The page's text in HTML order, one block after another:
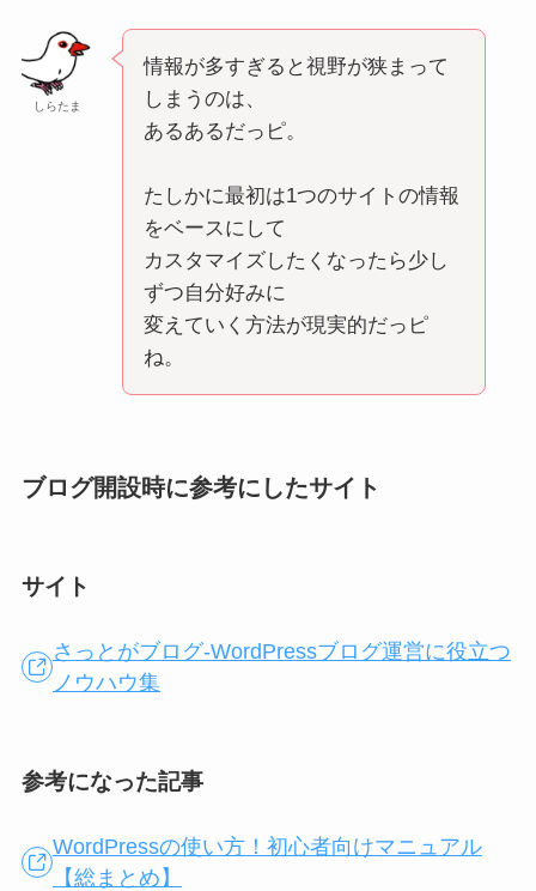
しらたま
情報が多すぎると視野が狭まって
しまうのは、
あるあるだっピ。
たしかに最初は1つのサイトの情報
をベースにして
カスタマイズしたくなったら少し
ずつ自分好みに
変えていく方法が現実的だっピ
ね。
ブログ開設時に参考にしたサイト
サイト
さっとがブログ‐WordPressブログ運営に役立つ
ノウハウ集
参考になった記事
WordPressの使い方！初心者向けマニュアル
【総まとめ】